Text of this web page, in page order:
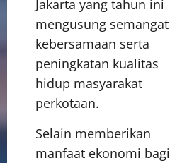
Jakarta yang tahun ini
mengusung semangat
kebersamaan serta
peningkatan kualitas
hidup masyarakat
perkotaan.
Selain memberikan
manfaat ekonomi bagi